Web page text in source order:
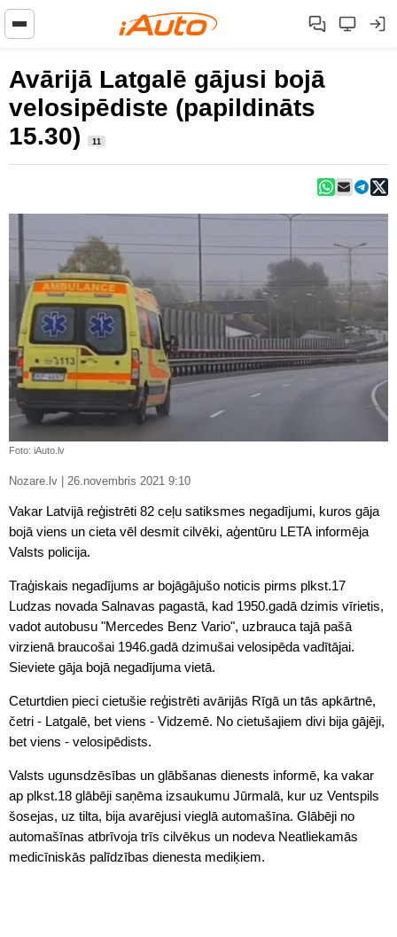
Avārijā Latgalē gājusi bojā
velosipēdiste (papildināts
15.30)
11
Foto: iAuto.lv
Nozare.lv | 26.novembris 2021 9:10
Vakar Latvijā reģistrēti 82 ceļu satiksmes negadījumi, kuros gāja
bojā viens un cieta vēl desmit cilvēki, aģentūru LETA informēja
Valsts policija.
Traģiskais negadījums ar bojāgājušo noticis pirms plkst.17
Ludzas novada Salnavas pagastā, kad 1950.gadā dzimis vīrietis,
vadot autobusu "Mercedes Benz Vario", uzbrauca tajā pašā
virzienā braucošai 1946.gadā dzimušai velosipēda vadītājai.
Sieviete gāja bojā negadījuma vietā.
Ceturtdien pieci cietušie reģistrēti avārijās Rīgā un tās apkārtnē,
četri - Latgalē, bet viens - Vidzemē. No cietušajiem divi bija gājēji,
bet viens - velosipēdists.
Valsts ugunsdzēsības un glābšanas dienests informē, ka vakar
ap plkst.18 glābēji saņēma izsaukumu Jūrmalā, kur uz Ventspils
šosejas, uz tilta, bija avarējusi vieglā automašīna. Glābēji no
automašīnas atbrīvoja trīs cilvēkus un nodeva Neatliekamās
medicīniskās palīdzības dienesta mediķiem.